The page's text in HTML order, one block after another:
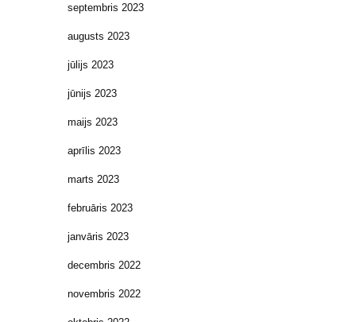
septembris 2023
augusts 2023
jūlijs 2023
jūnijs 2023
maijs 2023
aprīlis 2023
marts 2023
februāris 2023
janvāris 2023
decembris 2022
novembris 2022